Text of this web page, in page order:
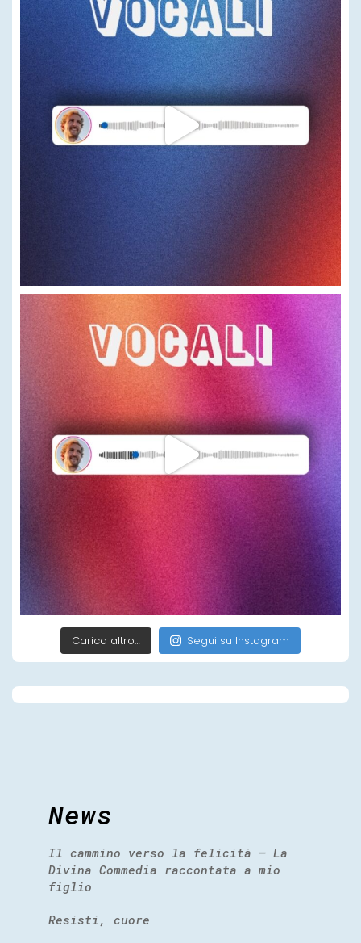
Carica altro… Segui su Instagram
News
Il cammino verso la felicità – La
Divina Commedia raccontata a mio
figlio
Resisti, cuore